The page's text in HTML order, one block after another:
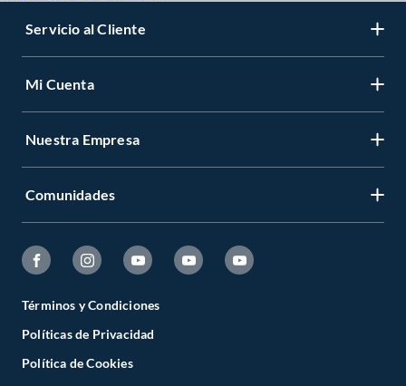
Servicio al Cliente
Mi Cuenta
Nuestra Empresa
Comunidades
Términos y Condiciones
Políticas de Privacidad
Política de Cookies